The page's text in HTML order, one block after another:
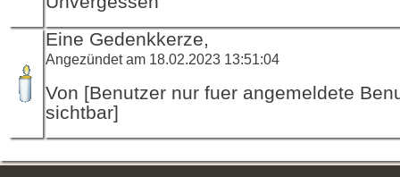
Eine Gedenkkerze,
Angezündet am 18.02.2023 13:51:04
Von [Benutzer nur fuer angemeldete
sichtbar]